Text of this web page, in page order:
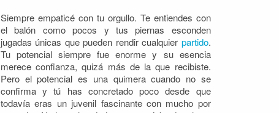
Siempre empaticé con tu orgullo. Te entiendes con
el balón como pocos y tus piernas esconden
jugadas únicas que pueden rendir cualquier partido.
Tu potencial siempre fue enorme y su esencia
merece confianza, quizá más de la que recibiste.
Pero el potencial es una quimera cuando no se
confirma y tú has concretado poco desde que
todavía eras un juvenil fascinante con mucho por